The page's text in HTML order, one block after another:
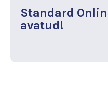
Standard
avatud!